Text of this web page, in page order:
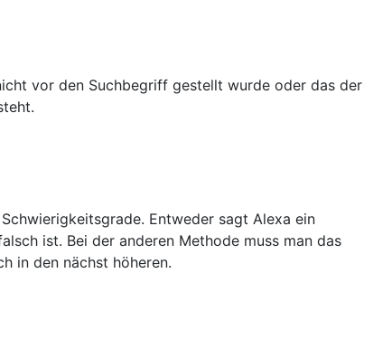
vor den Suchbegriff gestellt wurde oder das der
Entweder sagt Alexa ein
ist. Bei der anderen Methode muss man das
in den nächst höheren.